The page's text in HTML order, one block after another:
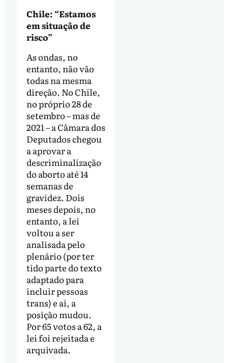
Chile: “Estamos
em situação de
risco”
As ondas, no
entanto, não vão
todas na mesma
direção. No Chile,
no próprio 28 de
setembro – mas de
2021 – a Câmara dos
Deputados chegou
a aprovar a
descriminalização
do aborto até 14
semanas de
gravidez. Dois
meses depois, no
entanto, a lei
voltou a ser
analisada pelo
plenário (por ter
tido parte do texto
adaptado para
incluir pessoas
trans) e aí, a
posição mudou.
Por 65 votos a 62, a
lei foi rejeitada e
arquivada.